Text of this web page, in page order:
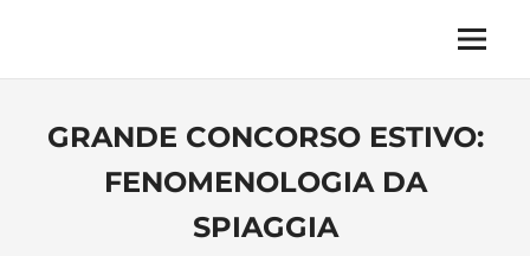
content
imprescindibile,
inevitabile
Menu
GRANDE CONCORSO ESTIVO:
FENOMENOLOGIA DA
SPIAGGIA